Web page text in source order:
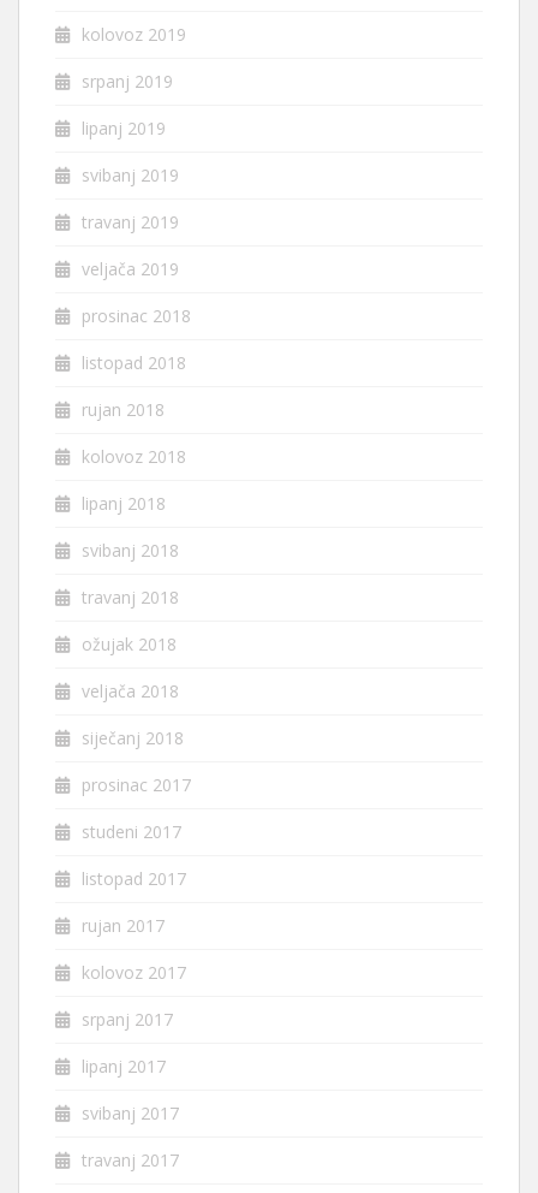
kolovoz 2019
srpanj 2019
lipanj 2019
svibanj 2019
travanj 2019
veljača 2019
prosinac 2018
listopad 2018
rujan 2018
kolovoz 2018
lipanj 2018
svibanj 2018
travanj 2018
ožujak 2018
veljača 2018
siječanj 2018
prosinac 2017
studeni 2017
listopad 2017
rujan 2017
kolovoz 2017
srpanj 2017
lipanj 2017
svibanj 2017
travanj 2017